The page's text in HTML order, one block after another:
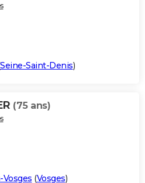
Seine-Saint-Denis)
(75 ans)
(Vosges)